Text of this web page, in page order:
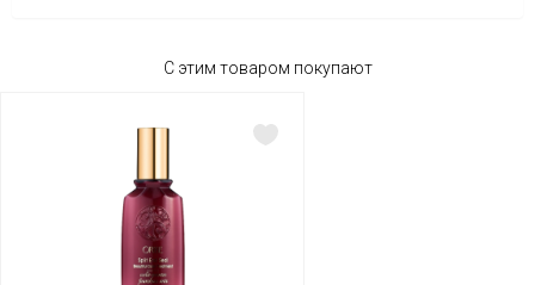
С этим товаром покупают